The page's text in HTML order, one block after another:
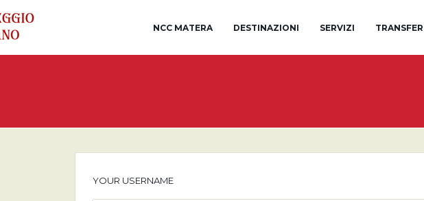
NCC MATERA DESTINAZIONI SERVIZI
YOUR USERNAME